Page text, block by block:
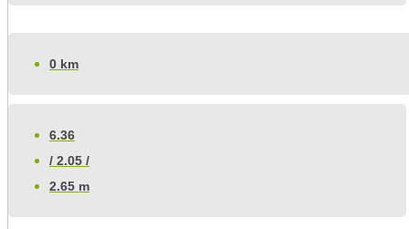
0 km
6.36
/ 2.05 /
2.65 m